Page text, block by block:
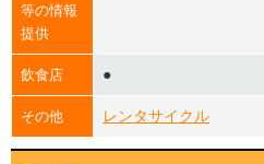
等の情報
提供
飲食店 ●
その他 レンタサイクル